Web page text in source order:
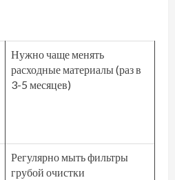
Нужно чаще менять
расходные материалы (раз в
3-5 месяцев)
Регулярно мыть фильтры
грубой очистки